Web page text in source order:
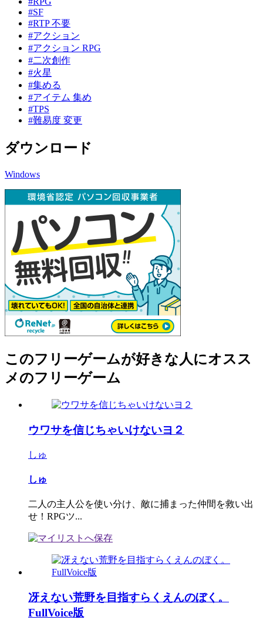
#SF
#RTP 不要
#アクション
#アクション RPG
#二次創作
#火星
#集める
#アイテム 集め
#TPS
#難易度 変更
ダウンロード
Windows
このフリーゲームが好きな人にオスス
メのフリーゲーム
ウワサを信じちゃいけないヨ２
しゅ
しゅ
二人の主人公を使い分け、敵に捕まった仲間を救い出
せ！RPGツ...
冴えない荒野を目指すらくえんのぼく。
FullVoice版